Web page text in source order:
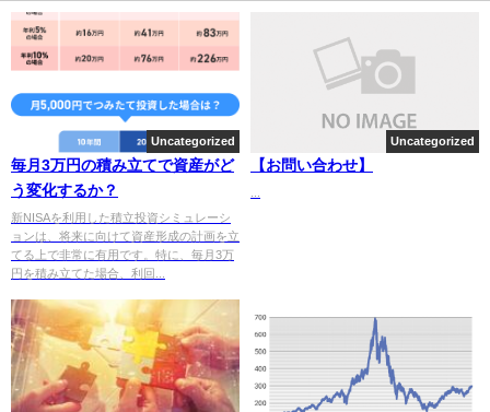
Uncategorized
毎月3万円の積み立てで資産がど
う変化するか？
新NISAを利用した積立投資シミュレーシ
ョンは、将来に向けて資産形成の計画を立
てる上で非常に有用です。特に、毎月3万
円を積み立てた場合、利回...
Uncategorized
【お問い合わせ】